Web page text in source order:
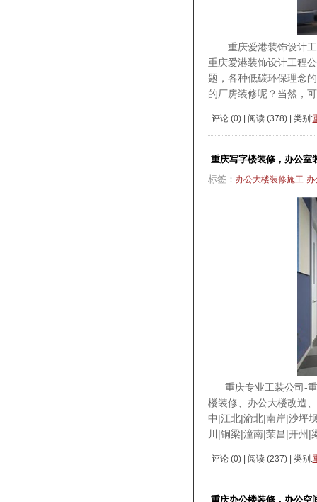
重庆爱港装饰设计工
重庆爱港装饰设计工程
题，各种低碳环保理念
的厂房装修呢？当然，可
评论 (0) | 阅读 (378) | 类别:
重庆写字楼装修，办公室
标签： 办公大楼装修施工 办
重庆专业工装公司-重
楼装修、办公大楼改造
中|江北|渝北|南岸|沙坪
川|铜梁|潼南|荣昌|开州|
评论 (0) | 阅读 (237) | 类别:
重庆办公楼装修，办公空